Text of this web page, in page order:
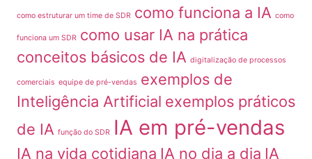
como estruturar um time de SDR como funciona a IA como
funciona um SDR como usar IA na prática
conceitos básicos de IA digitalização de processos
comerciais equipe de pré-vendas exemplos de
Inteligência Artificial exemplos práticos
de IA função do SDR IA em pré-vendas
IA na vida cotidiana IA no dia a dia IA